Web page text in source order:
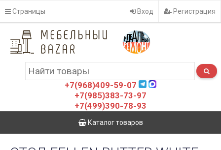
Страницы Вход Регистрация
+7(968)409-59-07
+7(985)383-73-97
+7(499)390-78-93
Каталог товаров